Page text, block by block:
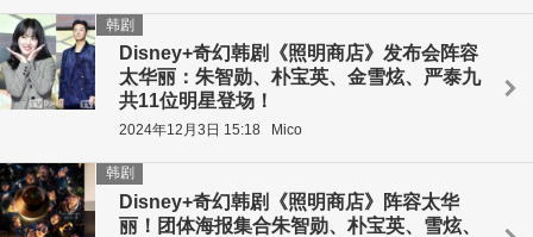
Disney+奇幻韩剧《照明商店》发布会阵容
太华丽：朱智勋、朴宝英、金雪炫、严泰九
共11位明星登场！
韩剧
2024年12月3日 15:18 Mico
Disney+奇幻韩剧《照明商店》阵容太华
丽！团体海报集合朱智勋、朴宝英、雪炫、
韩剧